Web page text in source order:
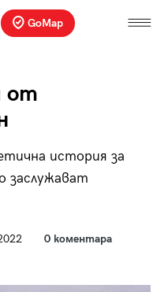
GoMap
от
история за
заслужават
0 коментара